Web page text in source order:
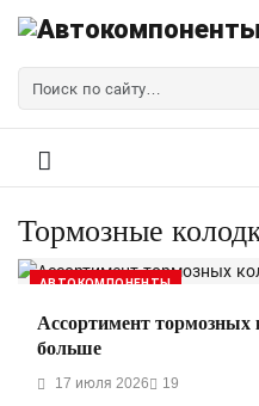
Тормозные
АВТОКОМПОНЕНТЫ
Ассортимент тормозных
больше
17 июля 2026 19